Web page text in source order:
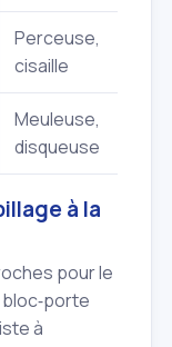
Perceuse,
cisaille
Meuleuse,
disqueuse
à la
pour le
à